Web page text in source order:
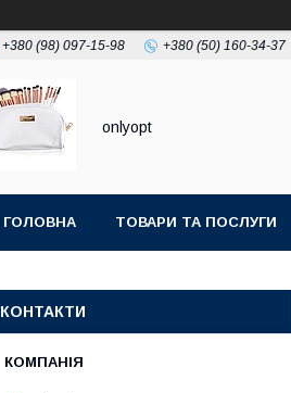
+380 (98) 097-15-98 +380 (50) 160-34-37
onlyopt
ГОЛОВНА ТОВАРИ ТА ПОСЛУГИ
КОНТАКТИ